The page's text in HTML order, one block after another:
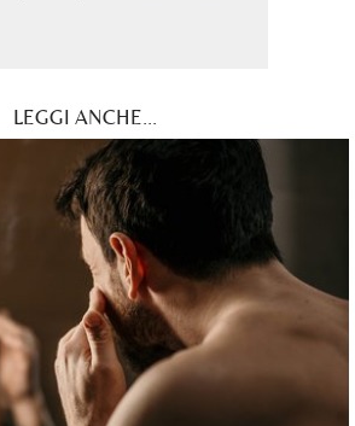
LEGGI ANCHE...